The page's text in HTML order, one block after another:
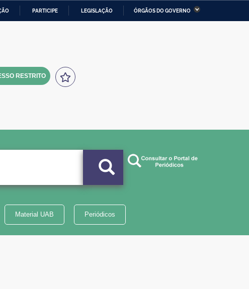
PARTICIPE LEGISLAÇÃO ÓRGÃOS DO GOVERNO
Ministério da Economia Ministério da Infraestrutura
RESTRITO
Material UAB Periódicos